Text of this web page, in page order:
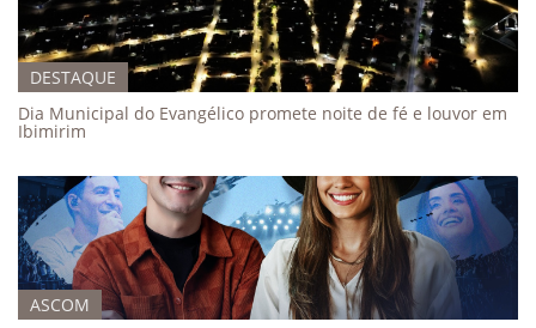
DESTAQUE
Dia Municipal do Evangélico promete noite de fé e louvor em
Ibimirim
ASCOM